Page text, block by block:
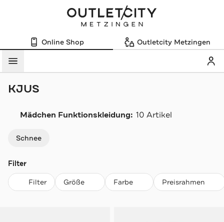
Online Shop Outletcity Metzingen
Menü
KJUS
Mädchen Funktionskleidung: 10 Artikel
Schnee
Filter
Filter Größe Farbe Preisrahmen